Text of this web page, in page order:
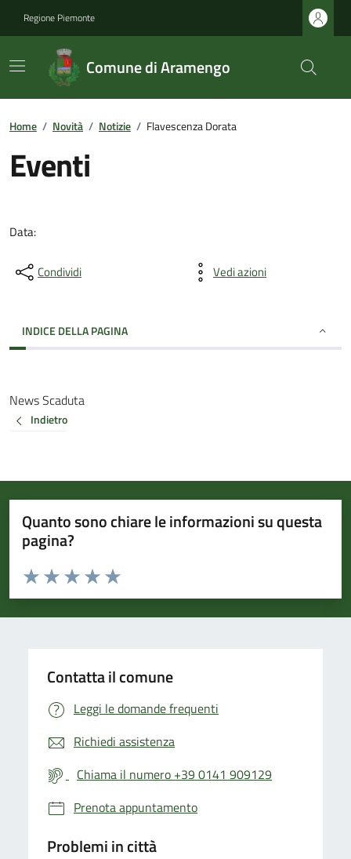
Regione Piemonte
Comune di Aramengo
Home / Novità / Notizie / Flavescenza Dorata
Eventi
Data:
Condividi Vedi azioni
INDICE DELLA PAGINA
News Scaduta
Indietro
Quanto sono chiare le informazioni su questa
pagina?
Valuta da 1 a 5 stelle la pagina
Valuta 5 stelle su 5
Valuta 4 stelle su 5
Valuta 3 stelle su 5
Valuta 2 stelle su 5
Valuta 1 stelle su 5
Contatta il comune
Leggi le domande frequenti
Richiedi assistenza
Chiama il numero +39 0141 909129
Prenota appuntamento
Problemi in città